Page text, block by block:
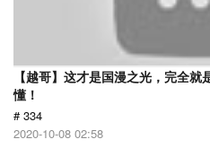
【越哥】这才是国漫之光，完全
懂！
# 334
2020-10-08 02:58